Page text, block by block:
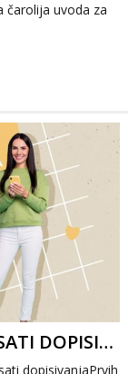
čarolija uvoda za
ŠTO IZBJEGAVATI U PRVIH 48 SATI DOPISIVANJA
dopisivanjaPrvih